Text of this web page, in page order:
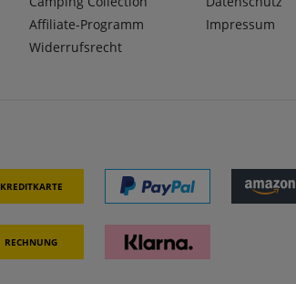
Affiliate-Programm
Widerrufsrecht
Impressum
Kreditkarte
Rechnung